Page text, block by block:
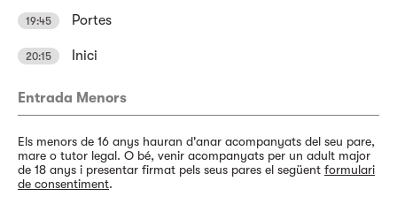
19:45 Portes
20:15 Inici
Entrada Menors
Els menors de 16 anys hauran d'anar acompanyats del seu pare,
mare o tutor legal. O bé, venir acompanyats per un adult major
de 18 anys i presentar firmat pels seus pares el següent formulari
de consentiment.